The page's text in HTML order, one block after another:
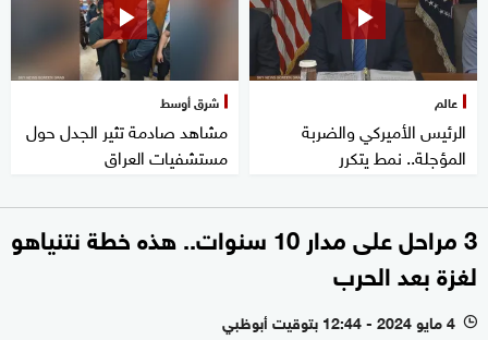
عالم
الرئيس الأميركي والضربة
المؤجلة.. نمط يتكرر
شرق أوسط
مشاهد صادمة تثير الجدل حول
مستشفيات العراق
3 مراحل على مدار 10 سنوات.. هذه خطة نتنياهو
لغزة بعد الحرب
l 4 مايو 2024 - 12:44 بتوقيت أبوظبي